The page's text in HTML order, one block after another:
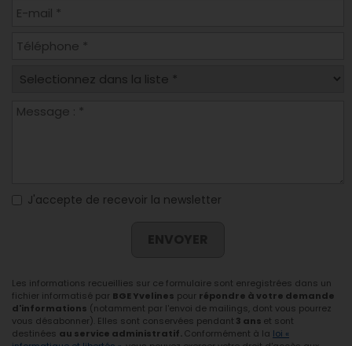
J'accepte de recevoir la newsletter
Les informations recueillies sur ce formulaire sont enregistrées dans un
fichier informatisé par BGE Yvelines pour répondre à votre demande
d'informations (notamment par l'envoi de mailings, dont vous pourrez
vous désabonner). Elles sont conservées pendant 3 ans et sont
destinées au service administratif. Conformément à la loi «